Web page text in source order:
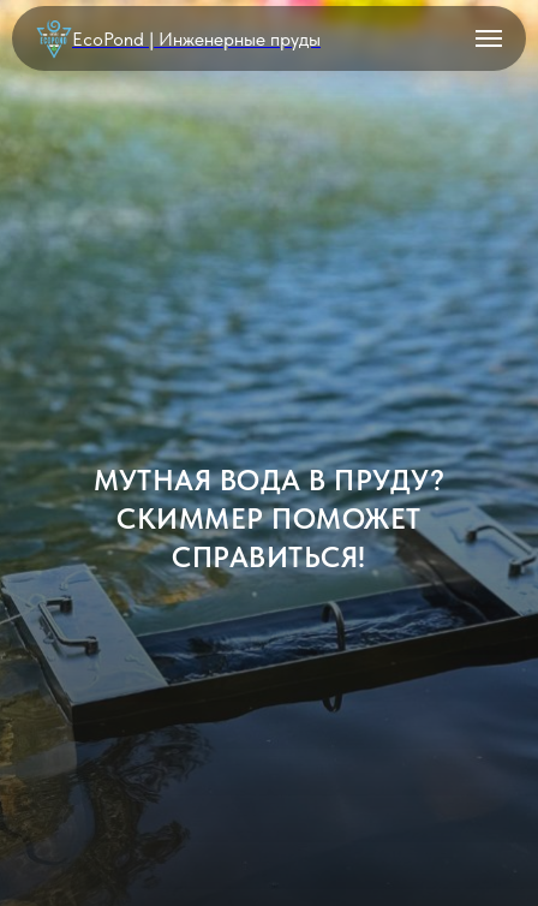
EcoPond | Инженерные пруды
МУТНАЯ ВОДА В ПРУДУ?
СКИММЕР ПОМОЖЕТ
СПРАВИТЬСЯ!